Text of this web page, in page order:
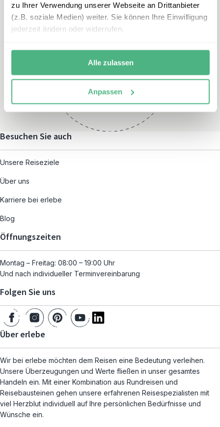
zu Ihrer Verwendung unserer Webseite an Drittanbieter
(z.B. soziale Medien) weiter. Sie können Ihre Einwilligung
jederzeit ändern oder widerrufen.
Alle zulassen
Anpassen
Montag – Freitag:
und nach individueller
Terminvereinbarung
Besuchen Sie auch
Unsere Reiseziele
Über uns
Karriere bei erlebe
Blog
Öffnungszeiten
Montag – Freitag: 08:00 – 19:00 Uhr
Und nach individueller Terminvereinbarung
Folgen Sie uns
Über erlebe
Wir bei erlebe möchten dem Reisen eine Bedeutung verleihen.
Unsere Überzeugungen und Werte fließen in unser gesamtes
Handeln ein. Mit einer Kombination aus Rundreisen und
Reisebausteinen gehen unsere erfahrenen Reisespezialisten mit
viel Herzblut individuell auf Ihre persönlichen Bedürfnisse und
Wünsche ein.